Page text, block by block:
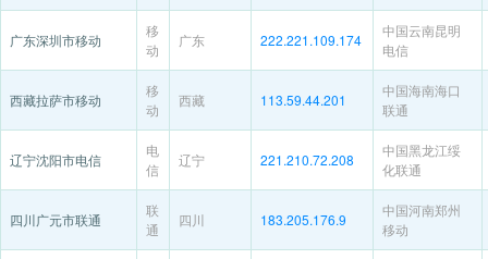
广东深圳市移动
移
动
广东 222.221.109.174
中国云南昆明
电信
西藏拉萨市移动
移
动
西藏 113.59.44.201
中国海南海口
联通
辽宁沈阳市电信
电
信
辽宁 221.210.72.208
中国黑龙江绥
化联通
四川广元市联通
联
通
四川 183.205.176.9
中国河南郑州
移动